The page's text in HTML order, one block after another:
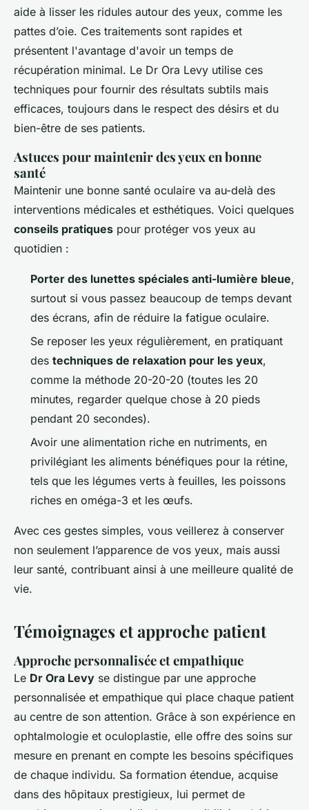
aide à lisser les ridules autour des yeux, comme les
pattes d’oie. Ces traitements sont rapides et
présentent l'avantage d'avoir un temps de
récupération minimal. Le Dr Ora Levy utilise ces
techniques pour fournir des résultats subtils mais
efficaces, toujours dans le respect des désirs et du
bien-être de ses patients.
Astuces pour maintenir des yeux en bonne
santé
Maintenir une bonne santé oculaire va au-delà des
interventions médicales et esthétiques. Voici quelques
conseils pratiques pour protéger vos yeux au
quotidien :
Porter des lunettes spéciales anti-lumière bleue,
surtout si vous passez beaucoup de temps devant
des écrans, afin de réduire la fatigue oculaire.
Se reposer les yeux régulièrement, en pratiquant
des techniques de relaxation pour les yeux,
comme la méthode 20-20-20 (toutes les 20
minutes, regarder quelque chose à 20 pieds
pendant 20 secondes).
Avoir une alimentation riche en nutriments, en
privilégiant les aliments bénéfiques pour la rétine,
tels que les légumes verts à feuilles, les poissons
riches en oméga-3 et les œufs.
Avec ces gestes simples, vous veillerez à conserver
non seulement l’apparence de vos yeux, mais aussi
leur santé, contribuant ainsi à une meilleure qualité de
vie.
Témoignages et approche patient
Approche personnalisée et empathique
Le Dr Ora Levy se distingue par une approche
personnalisée et empathique qui place chaque patient
au centre de son attention. Grâce à son expérience en
ophtalmologie et oculoplastie, elle offre des soins sur
mesure en prenant en compte les besoins spécifiques
de chaque individu. Sa formation étendue, acquise
dans des hôpitaux prestigieux, lui permet de